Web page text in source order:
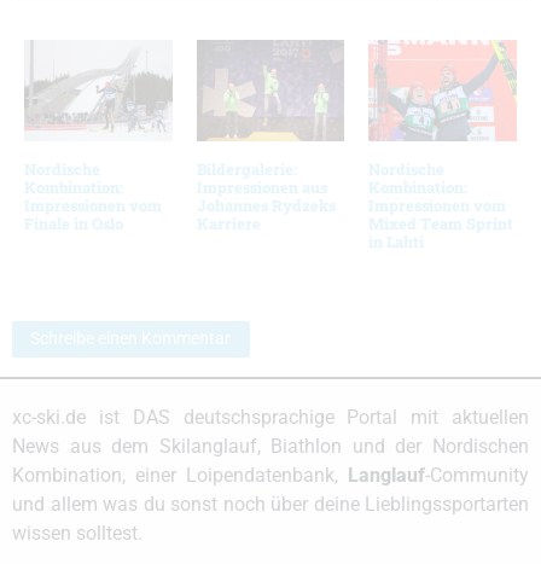
Nordische
Kombination:
Impressionen vom
Finale in Oslo
Bildergalerie:
Impressionen aus
Johannes Rydzeks
Karriere
Nordische
Kombination:
Impressionen vom
Mixed Team Sprint
in Lahti
Schreibe einen Kommentar
xc-ski.de ist DAS deutschsprachige Portal mit aktuellen
News aus dem Skilanglauf, Biathlon und der Nordischen
Kombination, einer Loipendatenbank,
Langlauf-Community
und allem was du sonst noch über deine Lieblingssportarten
wissen solltest.